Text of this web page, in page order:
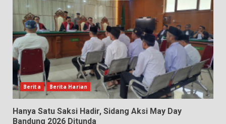
Berita Berita Harian
Hanya Satu Saksi Hadir, Sidang Aksi May Day
Bandung 2026 Ditunda